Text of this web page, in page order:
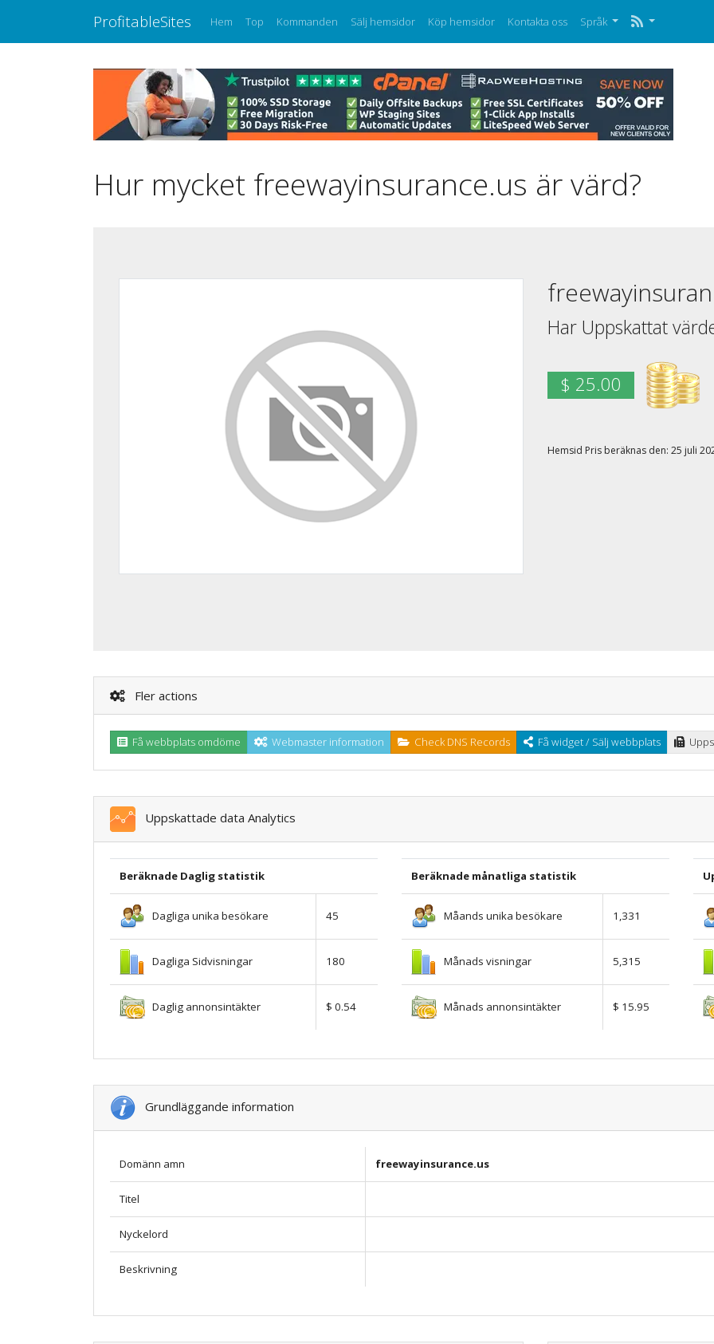
ProfitableSites Hem Top Kommanden Sälj hemsidor Köp hemsidor Kontakta oss Språk
Hur mycket freewayinsurance.us är värd?
Har Uppskattat
$ 25.00
Hemsid Pris beräknas den: 25 juli
Fler actions
Få webbplats omdöme Webmaster information Check DNS Records Få widget / Sälj webbplats
Uppskattade data Analytics
Beräknade Daglig statistik
Dagliga unika besökare 45
Dagliga Sidvisningar 180
Daglig annonsintäkter $ 0.54
Beräknade månatliga statistik
Måands unika besökare 1,331
Månads visningar 5,315
Månads annonsintäkter $ 15.95
Grundläggande information
Domänn amn freewayinsurance.us
Titel
Nyckelord
Beskrivning